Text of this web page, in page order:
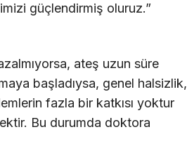
güçlendirmiş oluruz.”
ateş uzun süre
başladıysa, genel halsizlik,
fazla bir katkısı yoktur
Bu durumda doktora